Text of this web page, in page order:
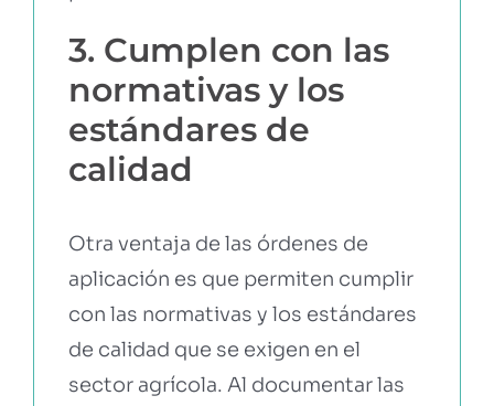
3. Cumplen con las
normativas y los
estándares de
calidad
Otra ventaja de las órdenes de
aplicación es que permiten cumplir
con las normativas y los estándares
de calidad que se exigen en el
sector agrícola. Al documentar las